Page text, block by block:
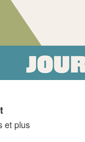
et plus